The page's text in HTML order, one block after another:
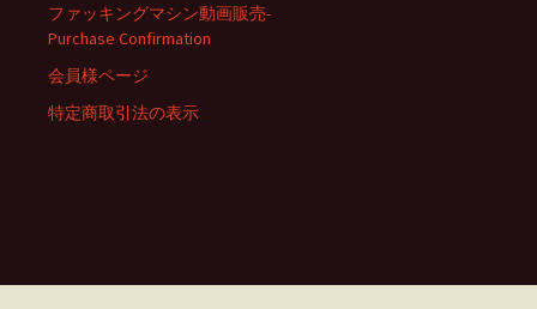
ファッキングマシン動画販売-
Purchase Confirmation
会員様ページ
特定商取引法の表示